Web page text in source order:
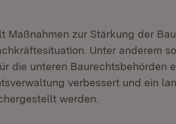
Maßnahmen zur Stärkung der
Unter anderem
die unteren Baurechtsbehörden
verbessert und ein
werden.